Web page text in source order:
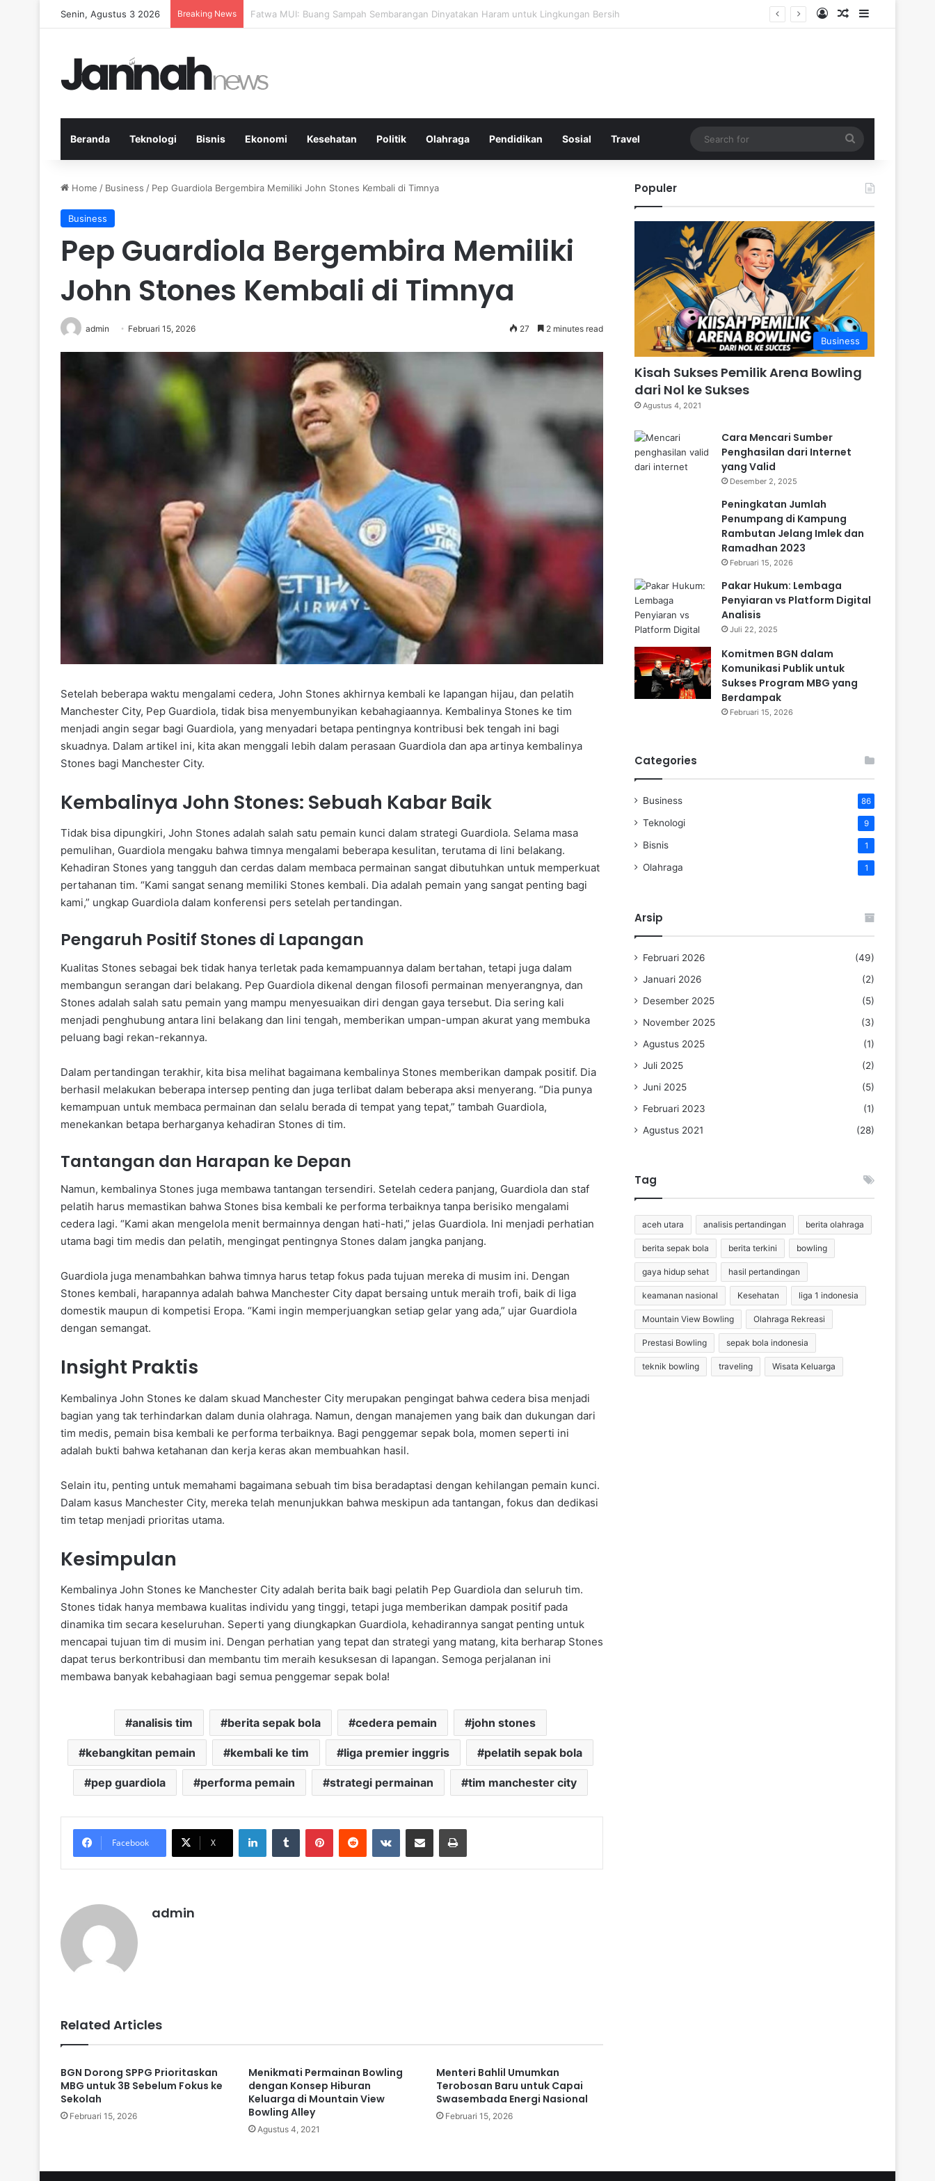
Senin, Agustus 3 2026 Breaking News Pep Guardiola Bergembira Memiliki John Stones Kembali di Timnya Log InRandom Article
Sidebar
Beranda Teknologi Bisnis Ekonomi Kesehatan Politik Olahraga Pendidikan Sosial Travel
for
Home / Business / Pep Guardiola Bergembira Memiliki John Stones Kembali di Timnya
Business
Pep Guardiola Bergembira Memiliki
John Stones Kembali di Timnya
admin Februari 15, 2026 27 2 minutes read
Setelah beberapa waktu mengalami cedera, John Stones akhirnya kembali ke lapangan hijau, dan pelatih
Manchester City, Pep Guardiola, tidak bisa menyembunyikan kebahagiaannya. Kembalinya Stones ke tim
menjadi angin segar bagi Guardiola, yang menyadari betapa pentingnya kontribusi bek tengah ini bagi
skuadnya. Dalam artikel ini, kita akan menggali lebih dalam perasaan Guardiola dan apa artinya kembalinya
Stones bagi Manchester City.
Kembalinya John Stones: Sebuah Kabar Baik
Tidak bisa dipungkiri, John Stones adalah salah satu pemain kunci dalam strategi Guardiola. Selama masa
pemulihan, Guardiola mengaku bahwa timnya mengalami beberapa kesulitan, terutama di lini belakang.
Kehadiran Stones yang tangguh dan cerdas dalam membaca permainan sangat dibutuhkan untuk memperkuat
pertahanan tim. “Kami sangat senang memiliki Stones kembali. Dia adalah pemain yang sangat penting bagi
kami,” ungkap Guardiola dalam konferensi pers setelah pertandingan.
Pengaruh Positif Stones di Lapangan
Kualitas Stones sebagai bek tidak hanya terletak pada kemampuannya dalam bertahan, tetapi juga dalam
membangun serangan dari belakang. Pep Guardiola dikenal dengan filosofi permainan menyerangnya, dan
Stones adalah salah satu pemain yang mampu menyesuaikan diri dengan gaya tersebut. Dia sering kali
menjadi penghubung antara lini belakang dan lini tengah, memberikan umpan-umpan akurat yang membuka
peluang bagi rekan-rekannya.
Dalam pertandingan terakhir, kita bisa melihat bagaimana kembalinya Stones memberikan dampak positif. Dia
berhasil melakukan beberapa intersep penting dan juga terlibat dalam beberapa aksi menyerang. “Dia punya
kemampuan untuk membaca permainan dan selalu berada di tempat yang tepat,” tambah Guardiola,
menekankan betapa berharganya kehadiran Stones di tim.
Tantangan dan Harapan ke Depan
Namun, kembalinya Stones juga membawa tantangan tersendiri. Setelah cedera panjang, Guardiola dan staf
pelatih harus memastikan bahwa Stones bisa kembali ke performa terbaiknya tanpa berisiko mengalami
cedera lagi. “Kami akan mengelola menit bermainnya dengan hati-hati,” jelas Guardiola. Ini menjadi perhatian
utama bagi tim medis dan pelatih, mengingat pentingnya Stones dalam jangka panjang.
Guardiola juga menambahkan bahwa timnya harus tetap fokus pada tujuan mereka di musim ini. Dengan
Stones kembali, harapannya adalah bahwa Manchester City dapat bersaing untuk meraih trofi, baik di liga
domestik maupun di kompetisi Eropa. “Kami ingin memperjuangkan setiap gelar yang ada,” ujar Guardiola
dengan semangat.
Insight Praktis
Kembalinya John Stones ke dalam skuad Manchester City merupakan pengingat bahwa cedera bisa menjadi
bagian yang tak terhindarkan dalam dunia olahraga. Namun, dengan manajemen yang baik dan dukungan dari
tim medis, pemain bisa kembali ke performa terbaiknya. Bagi penggemar sepak bola, momen seperti ini
adalah bukti bahwa ketahanan dan kerja keras akan membuahkan hasil.
Selain itu, penting untuk memahami bagaimana sebuah tim bisa beradaptasi dengan kehilangan pemain kunci.
Dalam kasus Manchester City, mereka telah menunjukkan bahwa meskipun ada tantangan, fokus dan dedikasi
tim tetap menjadi prioritas utama.
Kesimpulan
Kembalinya John Stones ke Manchester City adalah berita baik bagi pelatih Pep Guardiola dan seluruh tim.
Stones tidak hanya membawa kualitas individu yang tinggi, tetapi juga memberikan dampak positif pada
dinamika tim secara keseluruhan. Seperti yang diungkapkan Guardiola, kehadirannya sangat penting untuk
mencapai tujuan tim di musim ini. Dengan perhatian yang tepat dan strategi yang matang, kita berharap Stones
dapat terus berkontribusi dan membantu tim meraih kesuksesan di lapangan. Semoga perjalanan ini
membawa banyak kebahagiaan bagi semua penggemar sepak bola!
analisis tim berita sepak bola cedera pemain john stones
kebangkitan pemain kembali ke tim liga premier inggris pelatih sepak bola
pep guardiola performa pemain strategi permainan tim manchester city
Facebook X
LinkedInTumblr PinterestReddit VKontakteShare via Email Print
admin
Related Articles
BGN Dorong SPPG Prioritaskan
MBG untuk 3B Sebelum Fokus ke
Sekolah
Februari 15, 2026
Menikmati Permainan Bowling
dengan Konsep Hiburan
Keluarga di Mountain View
Bowling Alley
Agustus 4, 2021
Menteri Bahlil Umumkan
Terobosan Baru untuk Capai
Swasembada Energi Nasional
Februari 15, 2026
Populer
Business
Kisah Sukses Pemilik Arena Bowling
dari Nol ke Sukses
Agustus 4, 2021
Cara Mencari Sumber
Penghasilan dari Internet
yang Valid
Desember 2, 2025
Peningkatan Jumlah
Penumpang di Kampung
Rambutan Jelang Imlek dan
Ramadhan 2023
Februari 15, 2026
Pakar Hukum: Lembaga
Penyiaran vs Platform Digital
Analisis
Juli 22, 2025
Komitmen BGN dalam
Komunikasi Publik untuk
Sukses Program MBG yang
Berdampak
Februari 15, 2026
Categories
Business 86
Teknologi 9
Bisnis 1
Olahraga 1
Arsip
Februari 2026
(49)
Januari 2026
(2)
Desember 2025
(5)
November 2025
(3)
Agustus 2025
(1)
Juli 2025
(2)
Juni 2025
(5)
Februari 2023
(1)
Agustus 2021
(28)
Tag
aceh utara analisis pertandingan berita olahraga
berita sepak bola berita terkini bowling
gaya hidup sehat hasil pertandingan
keamanan nasional Kesehatan liga 1 indonesia
Mountain View Bowling Olahraga Rekreasi
Prestasi Bowling sepak bola indonesia
teknik bowling traveling Wisata Keluarga